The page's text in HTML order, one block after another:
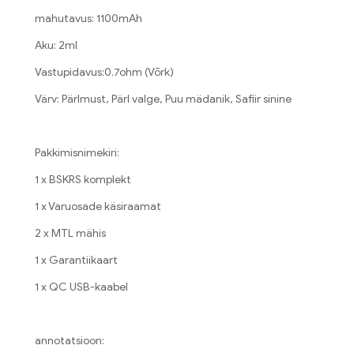
mahutavus: 1100mAh
Aku: 2ml
Vastupidavus:0.7ohm (Võrk)
Värv: Pärlmust, Pärl valge, Puu mädanik, Safiir sinine
Pakkimisnimekiri:
1 x BSKRS komplekt
1 x Varuosade käsiraamat
2 x MTL mähis
1 x Garantiikaart
1 x QC USB-kaabel
annotatsioon: